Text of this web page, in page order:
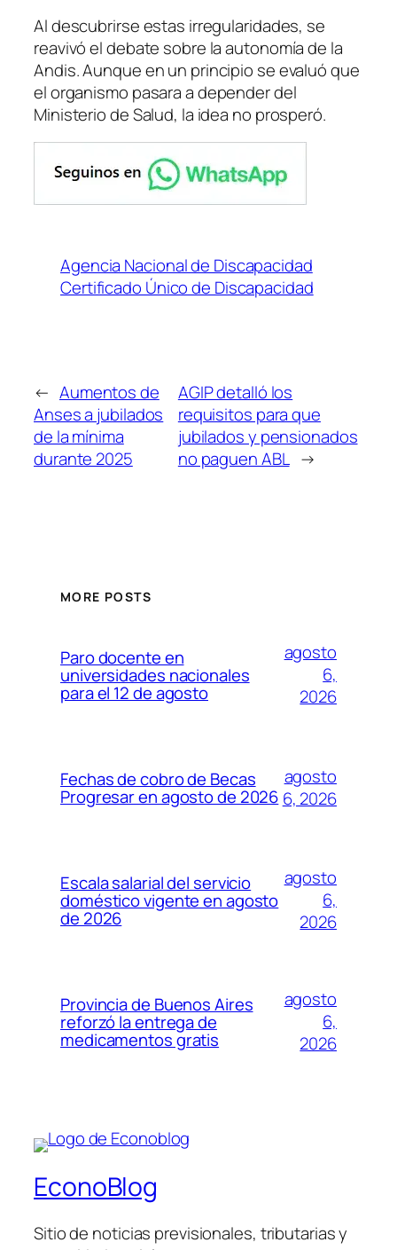
Al descubrirse estas irregularidades, se
reavivó el debate sobre la autonomía de la
Andis. Aunque en un principio se evaluó que
el organismo pasara a depender del
Ministerio de Salud, la idea no prosperó.
Agencia Nacional de Discapacidad
Certificado Único de Discapacidad
← Aumentos de
Anses a jubilados
de la mínima
durante 2025
AGIP detalló los
requisitos para que
jubilados y pensionados
no paguen ABL →
MORE POSTS
Paro docente en
universidades nacionales
para el 12 de agosto
agosto
6,
2026
Fechas de cobro de Becas
Progresar en agosto de 2026
agosto
6, 2026
Escala salarial del servicio
doméstico vigente en agosto
de 2026
agosto
6,
2026
Provincia de Buenos Aires
reforzó la entrega de
medicamentos gratis
agosto
6,
2026
EconoBlog
Sitio de noticias previsionales, tributarias y